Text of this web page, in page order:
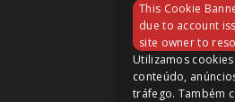
Vendida
This Cookie
due to account
site owner to
Utilizamos
conteúdo,
tráfego. Também